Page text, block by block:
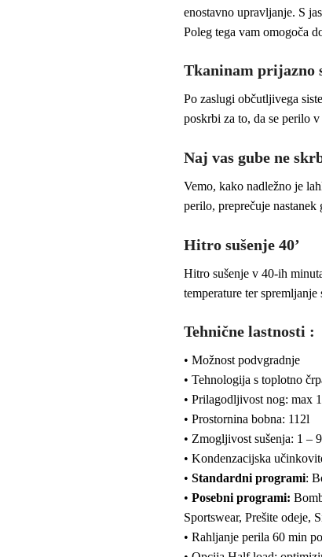
enostavno upravljanje. S
Poleg tega vam omogoča
Tkaninam prijazno
Po zaslugi občutljivega
poskrbi za to, da se perilo
Naj vas gube ne
Vemo, kako nadležno je
perilo, preprečuje
Hitro sušenje 40’
Hitro sušenje v 40-ih
temperature ter
Tehnične lastnosti :
• Možnost podvgradnje
• Tehnologija s toplotno
• Prilagodljivost nog: max
• Prostornina bobna: 112l
• Zmogljivost sušenja: 1 –
• Kondenzacijska
• Standardni programi:
• Posebni programi:
Sportswear, Prešite odeje,
• Rahljanje perila 60 min